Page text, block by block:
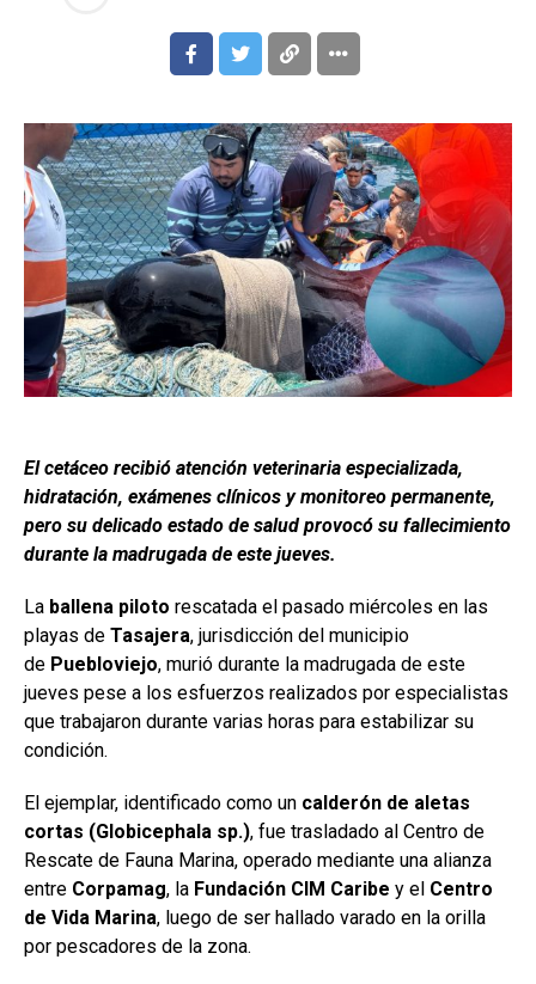
El cetáceo recibió atención veterinaria especializada,
hidratación, exámenes clínicos y monitoreo permanente,
pero su delicado estado de salud provocó su fallecimiento
durante la madrugada de este jueves.
La ballena piloto rescatada el pasado miércoles en las
playas de Tasajera, jurisdicción del municipio
de Puebloviejo, murió durante la madrugada de este
jueves pese a los esfuerzos realizados por especialistas
que trabajaron durante varias horas para estabilizar su
condición.
El ejemplar, identificado como un calderón de aletas
cortas (Globicephala sp.), fue trasladado al Centro de
Rescate de Fauna Marina, operado mediante una alianza
entre Corpamag, la Fundación CIM Caribe y el Centro
de Vida Marina, luego de ser hallado varado en la orilla
por pescadores de la zona.